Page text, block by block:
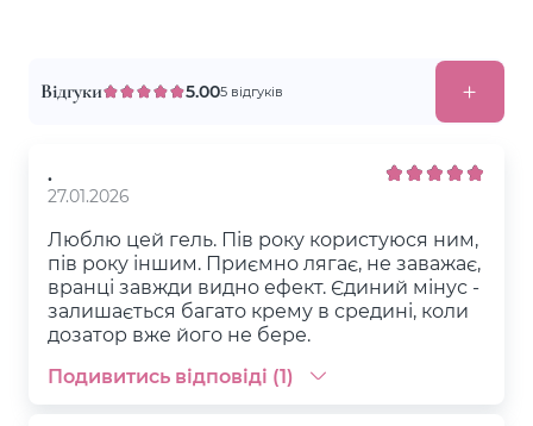
Відгуки 5.005 відгуків
.
27.01.2026
Люблю цей гель. Пів року користуюся ним,
пів року іншим. Приємно лягає, не заважає,
вранці завжди видно ефект. Єдиний мінус -
залишається багато крему в средині, коли
дозатор вже його не бере.
Подивитись відповіді (1)